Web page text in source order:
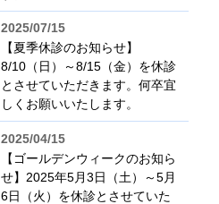
2025/07/15
【夏季休診のお知らせ】
8/10（日）～8/15（金）を休診
とさせていただきます。何卒宜
しくお願いいたします。
2025/04/15
【ゴールデンウィークのお知ら
せ】2025年5月3日（土）～5月
6日（火）を休診とさせていた